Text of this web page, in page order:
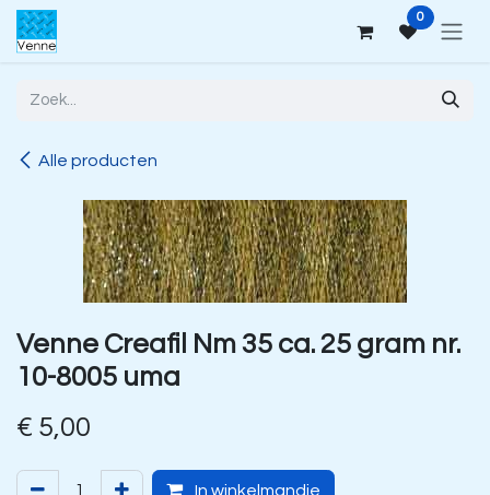
Overslaan naar inhoud 0
Alle producten
Venne Creafil Nm 35 ca. 25 gram nr.
10-8005 uma
€ 5,00
In winkelmandje